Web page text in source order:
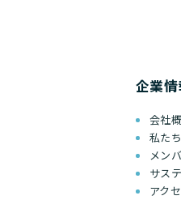
企業情
会社
私た
メン
サス
アク